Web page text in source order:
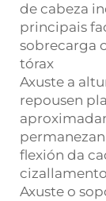
de cabeza
principais
sobrecarga
tórax
Axuste a
repousen
flexión da
Axuste o